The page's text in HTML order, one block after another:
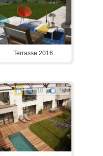
Terrasse 2016
10 97